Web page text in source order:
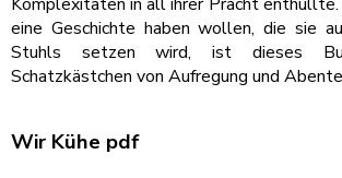
eine Geschichte haben wollen, die sie
Stuhls setzen wird, ist dieses
Schatzkästchen von Aufregung und
Wir Kühe pdf